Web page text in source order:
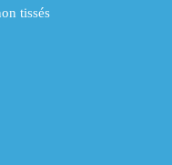
tissés